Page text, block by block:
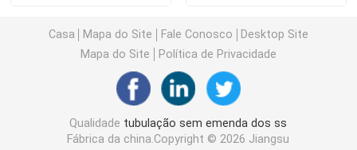
bobina de aço inoxidável
Folha de metal de aço inoxidável
Tira de aço inoxidável
Casa Mapa do Site Fale Conosco
Desktop Site
Mapa do Site
Política de Privacidade
Qualidade tubulação sem emenda dos ss
Fábrica da china.Copyright © 2026 Jiangsu